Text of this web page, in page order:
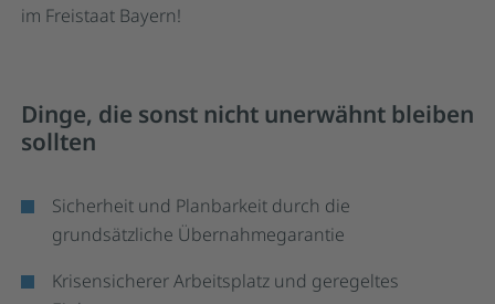
im Freistaat Bayern!
Dinge, die sonst nicht unerwähnt bleiben
sollten
Sicherheit und Planbarkeit durch die
grundsätzliche Übernahmegarantie
Krisensicherer Arbeitsplatz und geregeltes